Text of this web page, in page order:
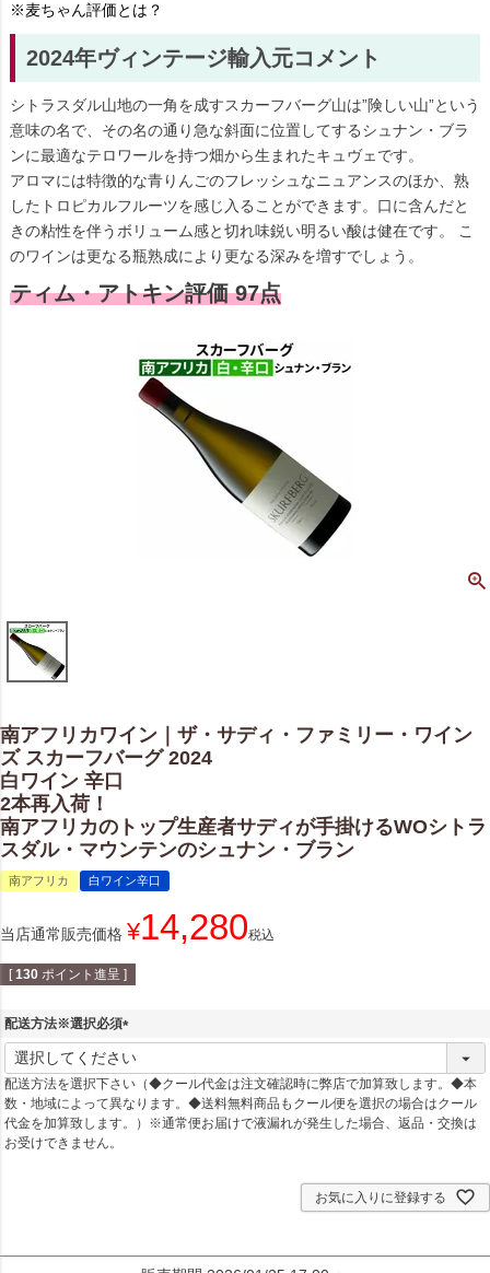
※麦ちゃん評価とは？
2024年ヴィンテージ輸入元コメント
シトラスダル山地の一角を成すスカーフバーグ山は”険しい山”という
意味の名で、その名の通り急な斜面に位置してするシュナン・ブラ
ンに最適なテロワールを持つ畑から生まれたキュヴェです。
アロマには特徴的な青りんごのフレッシュなニュアンスのほか、熟
したトロピカルフルーツを感じ入ることができます。口に含んだと
きの粘性を伴うボリューム感と切れ味鋭い明るい酸は健在です。 こ
のワインは更なる瓶熟成により更なる深みを増すでしょう。
ティム・アトキン評価 97点
南アフリカワイン｜ザ・サディ・ファミリー・ワイン
ズ スカーフバーグ 2024
白ワイン 辛口
2本再入荷！
南アフリカのトップ生産者サディが手掛けるWOシトラ
スダル・マウンテンのシュナン・ブラン
南アフリカ 白ワイン辛口
当店通常販売価格 ¥14,280税込
[ 130 ポイント進呈 ]
配送方法※選択必須
(
必
須
)
配送方法を選択下さい（◆クール代金は注文確認時に弊店で加算致します。◆本
数・地域によって異なります。◆送料無料商品もクール便を選択の場合はクール
代金を加算致します。）※通常便お届けで液漏れが発生した場合、返品・交換は
お受けできません。
お気に入りに登録する